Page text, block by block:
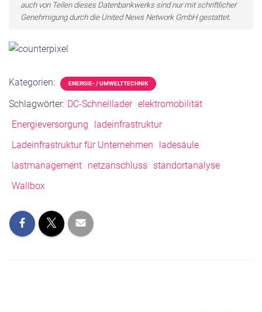
auch von Teilen dieses Datenbankwerks sind nur mit schriftlicher
Genehmigung durch die United News Network GmbH gestattet.
Kategorien: ENERGIE- / UMWELTTECHNIK
Schlagwörter: DC-Schnelllader elektromobilität
Energieversorgung
ladeinfrastruktur
Ladeinfrastruktur für Unternehmen
ladesäule
lastmanagement netzanschluss standortanalyse
Wallbox